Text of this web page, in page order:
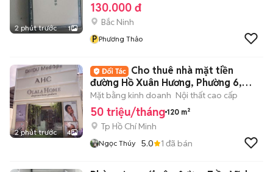
2 phút trước 1
130.000 đ
Bắc Ninh
P Phương Thảo
2 phút trước 4
Cho thuê nhà mặt tiền
đường Hồ Xuân Hương, Phường 6,
Quận 3
Mặt bằng kinh doanh Nội thất cao cấp
50 triệu/tháng 120 m²
Tp Hồ Chí Minh
Ngọc Thúy 5.0 1 đã bán